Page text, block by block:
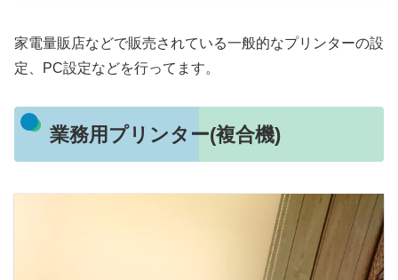
家電量販店などで販売されている一般的なプリンターの設
定、PC設定などを行ってます。
業務用プリンター(複合機)